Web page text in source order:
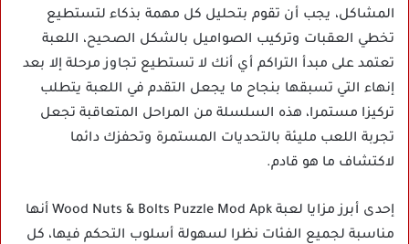
المشاكل، يجب أن تقوم بتحليل كل مهمة بذكاء لتستطيع
تخطي العقبات وتركيب الصواميل بالشكل الصحيح، اللعبة
تعتمد على مبدأ التراكم أي أنك لا تستطيع تجاوز مرحلة إلا بعد
إنهاء التي تسبقها بنجاح ما يجعل التقدم في اللعبة يتطلب
تركيزا مستمرا، هذه السلسلة من المراحل المتعاقبة تجعل
تجربة اللعب مليئة بالتحديات المستمرة وتحفزك دائما
لاكتشاف ما هو قادم.
إحدى أبرز مزايا لعبة Wood Nuts & Bolts Puzzle Mod Apk أنها
مناسبة لجميع الفئات نظرا لسهولة أسلوب التحكم فيها، كل